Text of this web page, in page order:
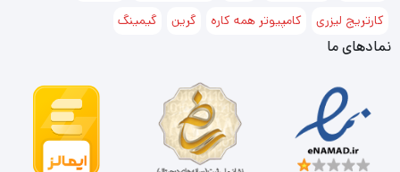
ابعاد
279 ×288 × 415 میلی‌متر
حداکثر تعداد شماره گیری خودکار: 120 شماره (119 شماره
گیری گروهی) حافظه تا 1000 صفحه Auto Fax Reduction
کارتریج لیزری
کامپیوتر همه کاره گرین گیمینگ
نمادهای ما